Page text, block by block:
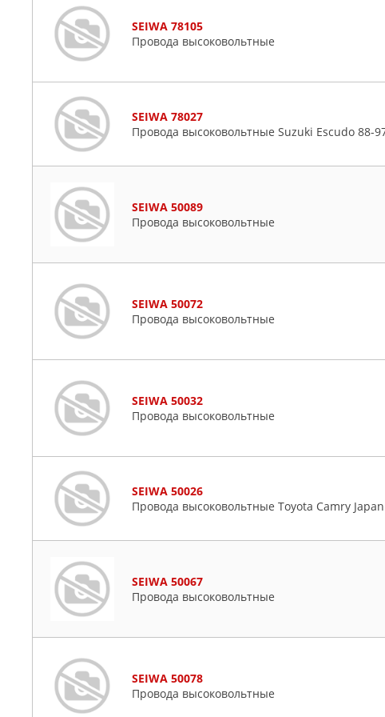
SEIWA 78105
Провода высоковольтные
SEIWA 78027
Провода высоковольтные Suzuki Escudo 88-
SEIWA 50089
Провода высоковольтные
SEIWA 50072
Провода высоковольтные
SEIWA 50032
Провода высоковольтные
SEIWA 50026
Провода высоковольтные Toyota Camry Japan
SEIWA 50067
Провода высоковольтные
SEIWA 50078
Провода высоковольтные